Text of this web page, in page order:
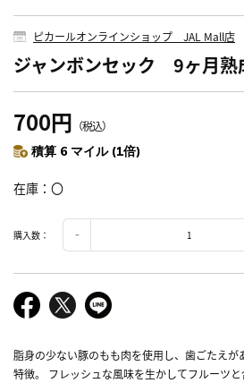
ピカールオンラインショップ JAL Mall店
ジャンボンセック 9ヶ月熟
700円 （税込）
積算 6 マイル (1倍)
在庫 〇
購入数：
脂身の少ない豚のもも肉を使用し、歯ごたえ
特徴。 フレッシュな風味を生かしてフルーツ